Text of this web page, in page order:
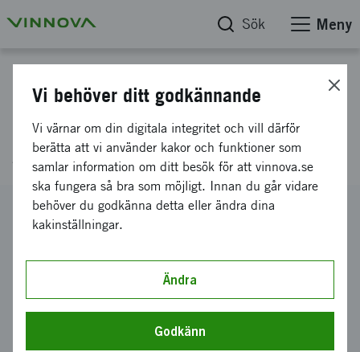
Sök Meny
Projektansökan Fallprevention
genom smarta ICT lösningar
Diarienummer
2015-01103
Koordinator
Bidrag från Vinnova
Vi behöver ditt godkännande
Vi värnar om din digitala integritet och vill därför
berätta att vi använder kakor och funktioner som
samlar information om ditt besök för att vinnova.se
ska fungera så bra som möjligt. Innan du går vidare
behöver du godkänna detta eller ändra dina
kakinställningar.
Ändra
Godkänn